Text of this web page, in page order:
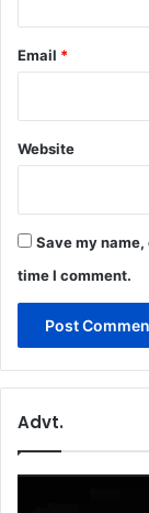
Email *
Website
Save my
time I comment.
Advt.